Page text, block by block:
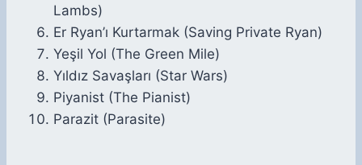
Lambs)
Er Ryan’ı Kurtarmak (Saving Private Ryan)
Yeşil Yol (The Green Mile)
Yıldız Savaşları (Star Wars)
Piyanist (The Pianist)
Parazit (Parasite)